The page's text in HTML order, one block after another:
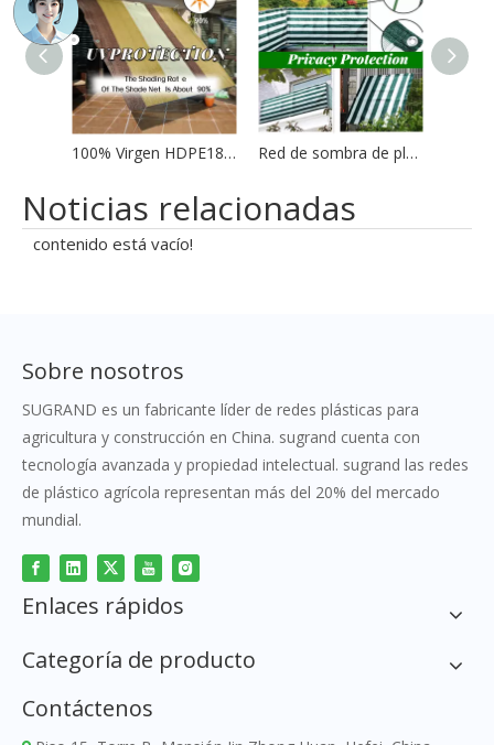
100% Virgen HDPE180gsm Red de sombra de color marrón para balcón Red de sombra de plástico para pantalla de privacidad de valla de balcón de alta resistencia
Noticias relacionadas
contenido está vacío!
Sobre nosotros
SUGRAND es un fabricante líder de redes plásticas para
agricultura y construcción en China. sugrand cuenta con
tecnología avanzada y propiedad intelectual. sugrand las redes
de plástico agrícola representan más del 20% del mercado
mundial.
Enlaces rápidos
Categoría de producto
Contáctenos